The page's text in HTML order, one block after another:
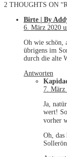
2 THOUGHTS ON
Birte | By
6. März 2020
Oh wie schön,
übrigens im
durch die alte
Antworten
7. März
Ja,
wert!
vorher
Oh,